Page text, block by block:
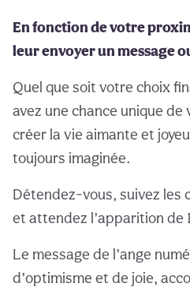
En fonction de votre
leur envoyer un message
Quel que soit votre choix
avez une chance unique
créer la vie aimante et
toujours imaginée.
Détendez-vous, suivez les
et attendez l’apparition de
Le message de l’ange
d’optimisme et de joie,